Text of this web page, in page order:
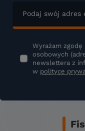
Podaj swój adres
Wyrażam
osobowych
newslettera z
w polityce